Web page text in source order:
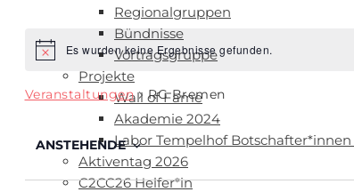
Regionalgruppen
Bündnisse
Vortragsgruppe
Projekte
Wall of Fame
Akademie 2024
Labor Tempelhof
Aktiventag 2026
C2CC26 Helfer*in
HinweisEs wurden keine Ergebnisse gefunden.
Veranstaltungen RG Bremen
ANSTEHENDE